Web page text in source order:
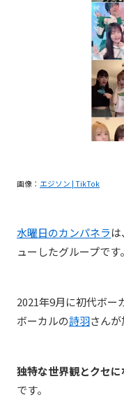
画像： エジソン | TikTok
水曜日のカンパネラ
ューしたグループです。
2021年9月に初代ボー
ボーカルの詩羽さんが
独特な世界観とクセ
です。